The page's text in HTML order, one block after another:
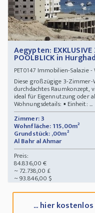
Aegypten:
POOLBLICK in
PET0147 Immobilien-Salazie
Diese großzügige 3-
durchdachtes Raumkonzept,
ideal für Eigennutzung oder
Wohnungsdetails: ▪️ Einheit: ...
Zimmer: 3
Wohnfläche: 115,00m²
Grundstück: ,00m²
Al Bahr al Ahmar
Preis:
84.836,00 €
~ 72.738,00 £
~ 93.846,00 $
... hier